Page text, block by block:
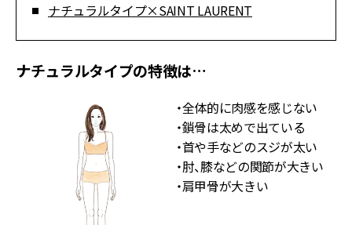
ナチュラルタイプ×SAINT LAURENT
ナチュラルタイプの特徴は…
・全体的に肉感を感じない
・鎖骨は太めで出ている
・首や手などのスジが太い
・肘、膝などの関節が大きい
・肩甲骨が大きい